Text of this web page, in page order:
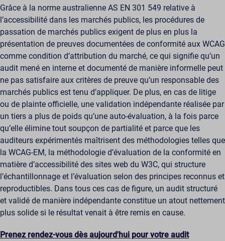
Grâce à la norme australienne AS EN 301 549 relative à
l’accessibilité dans les marchés publics, les procédures de
passation de marchés publics exigent de plus en plus la
présentation de preuves documentées de conformité aux WCAG
comme condition d’attribution du marché, ce qui signifie qu’un
audit mené en interne et documenté de manière informelle peut
ne pas satisfaire aux critères de preuve qu’un responsable des
marchés publics est tenu d’appliquer. De plus, en cas de litige
ou de plainte officielle, une validation indépendante réalisée par
un tiers a plus de poids qu’une auto-évaluation, à la fois parce
qu’elle élimine tout soupçon de partialité et parce que les
auditeurs expérimentés maîtrisent des méthodologies telles que
la WCAG-EM, la méthodologie d’évaluation de la conformité en
matière d’accessibilité des sites web du W3C, qui structure
l’échantillonnage et l’évaluation selon des principes reconnus et
reproductibles. Dans tous ces cas de figure, un audit structuré
et validé de manière indépendante constitue un atout nettement
plus solide si le résultat venait à être remis en cause.
Prenez rendez-vous dès aujourd'hui pour votre audit